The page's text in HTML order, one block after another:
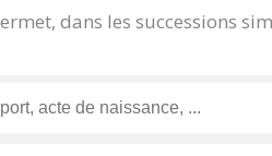
dans les successions